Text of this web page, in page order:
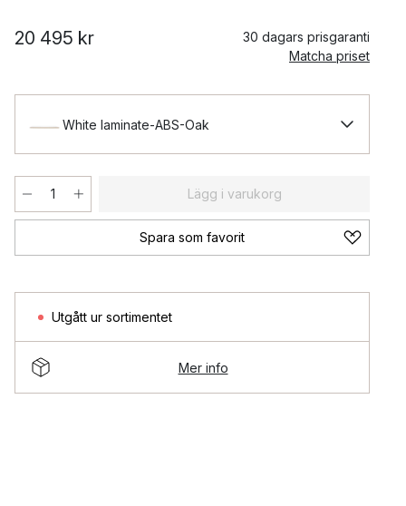
20 495 kr
30 dagars prisgaranti
Matcha priset
White laminate-ABS-Oak
Lägg i varukorg
Spara som favorit
Utgått ur sortimentet
Mer info